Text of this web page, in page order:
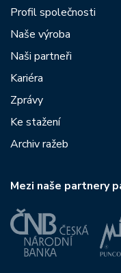
Profil společnosti
Naše výroba
Naši partneři
Kariéra
Zprávy
Ke stažení
Archiv ražeb
Mezi naše partnery